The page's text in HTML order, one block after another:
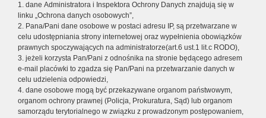
1. dane Administratora i Inspektora Ochrony Danych znajdują się w
linku „Ochrona danych osobowych”,
2. Pana/Pani dane osobowe w postaci adresu IP, są przetwarzane w
celu udostępniania strony internetowej oraz wypełnienia obowiązków
prawnych spoczywających na administratorze(art.6 ust.1 lit.c RODO),
3. jeżeli korzysta Pan/Pani z odnośnika na stronie będącego adresem
e-mail placówki to zgadza się Pan/Pani na przetwarzanie danych w
celu udzielenia odpowiedzi,
4. dane osobowe mogą być przekazywane organom państwowym,
organom ochrony prawnej (Policja, Prokuratura, Sąd) lub organom
samorządu terytorialnego w związku z prowadzonym postępowaniem,